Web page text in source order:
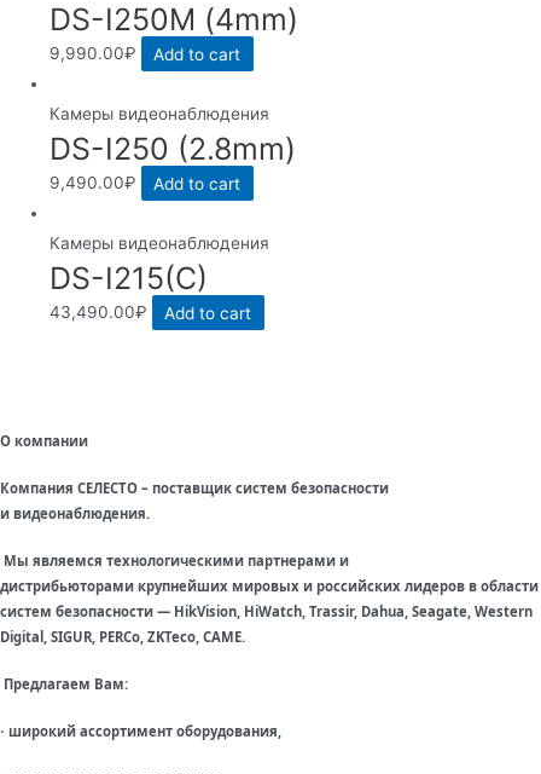
DS-I250M (4mm)
9,990.00₽ Add to cart
Камеры видеонаблюдения
DS-I250 (2.8mm)
9,490.00₽ Add to cart
Камеры видеонаблюдения
DS-I215(C)
43,490.00₽ Add to cart
О компании
Компания СЕЛЕСТО – поставщик систем безопасности
и видеонаблюдения.
Мы являемся технологическими партнерами и
дистрибьюторами крупнейших мировых и российских лидеров в области
систем безопасности — HikVision, HiWatch, Trassir, Dahua, Seagate, Western
Digital, SIGUR, PERCo, ZKTeco, CAME.
Предлагаем Вам:
· широкий ассортимент оборудования,